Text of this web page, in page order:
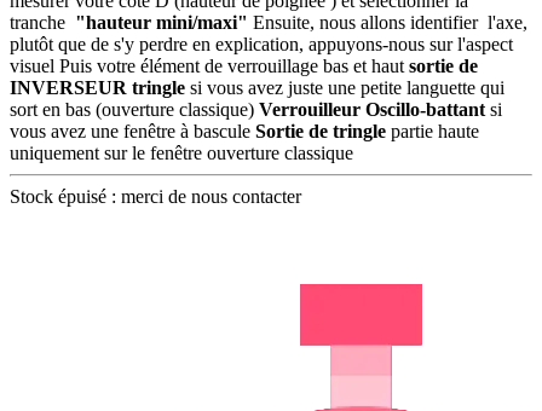
tranche "hauteur mini/maxi" Ensuite, nous allons identifier l'axe,
plutôt que de s'y perdre en explication, appuyons-nous sur l'aspect
visuel Puis votre élément de verrouillage bas et haut sortie de
INVERSEUR tringle si vous avez juste une petite languette qui
sort en bas (ouverture classique) Verrouilleur Oscillo-battant si
vous avez une fenêtre à bascule Sortie de tringle partie haute
uniquement sur le fenêtre ouverture classique
Stock épuisé : merci de nous contacter